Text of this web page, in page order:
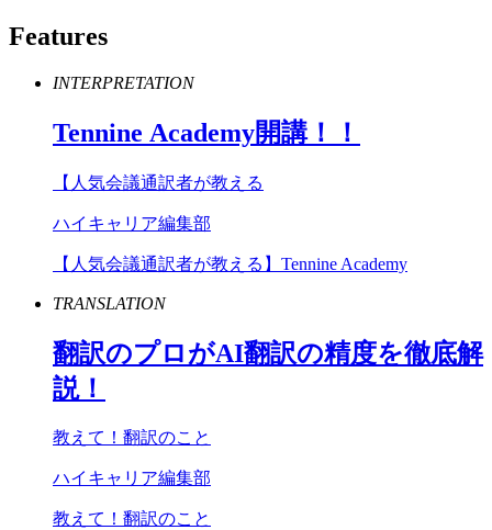
Features
INTERPRETATION
Tennine Academy開講！！
【人気会議通訳者が教える
ハイキャリア編集部
【人気会議通訳者が教える】Tennine Academy
TRANSLATION
翻訳のプロがAI翻訳の精度を徹底解
説！
教えて！翻訳のこと
ハイキャリア編集部
教えて！翻訳のこと